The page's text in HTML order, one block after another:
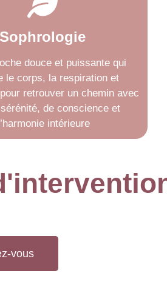
Sophrologie
douce et puissante qui
le corps, la respiration et
retrouver un chemin avec
de conscience et
intérieure
vous